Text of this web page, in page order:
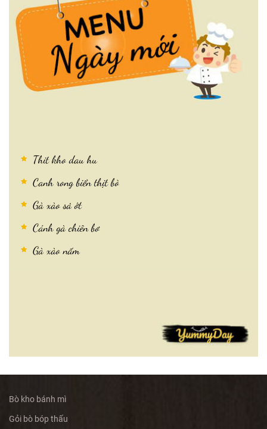
Thit kho dau hu
Canh rong biển thịt bò
Gà xào sả ớt
Cánh gà chiên bơ
Gà xào nấm
Bò kho bánh mì
Gỏi bò bóp thấu